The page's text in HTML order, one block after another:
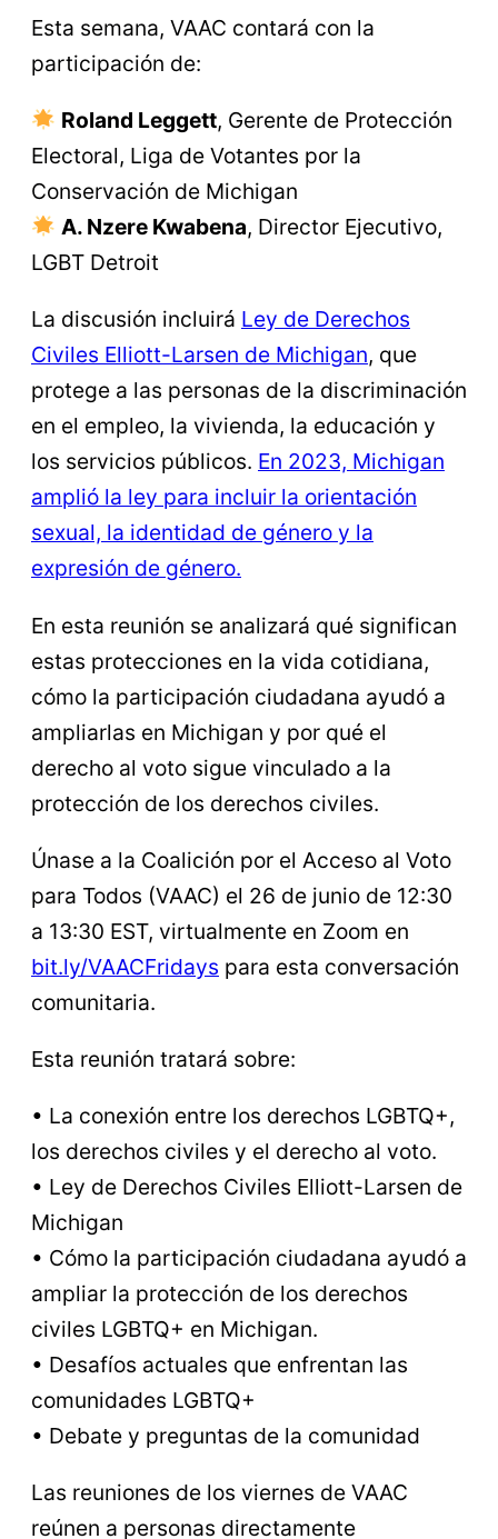
Esta semana, VAAC contará con la
participación de:
Roland Leggett, Gerente de Protección
Electoral, Liga de Votantes por la
Conservación de Michigan
A. Nzere Kwabena, Director Ejecutivo,
LGBT Detroit
La discusión incluirá Ley de Derechos
Civiles Elliott-Larsen de Michigan, que
protege a las personas de la discriminación
en el empleo, la vivienda, la educación y
los servicios públicos. En 2023, Michigan
amplió la ley para incluir la orientación
sexual, la identidad de género y la
expresión de género.
En esta reunión se analizará qué significan
estas protecciones en la vida cotidiana,
cómo la participación ciudadana ayudó a
ampliarlas en Michigan y por qué el
derecho al voto sigue vinculado a la
protección de los derechos civiles.
Únase a la Coalición por el Acceso al Voto
para Todos (VAAC) el 26 de junio de 12:30
a 13:30 EST, virtualmente en Zoom en
bit.ly/VAACFridays para esta conversación
comunitaria.
Esta reunión tratará sobre:
• La conexión entre los derechos LGBTQ+,
los derechos civiles y el derecho al voto.
• Ley de Derechos Civiles Elliott-Larsen de
Michigan
• Cómo la participación ciudadana ayudó a
ampliar la protección de los derechos
civiles LGBTQ+ en Michigan.
• Desafíos actuales que enfrentan las
comunidades LGBTQ+
• Debate y preguntas de la comunidad
Las reuniones de los viernes de VAAC
reúnen a personas directamente